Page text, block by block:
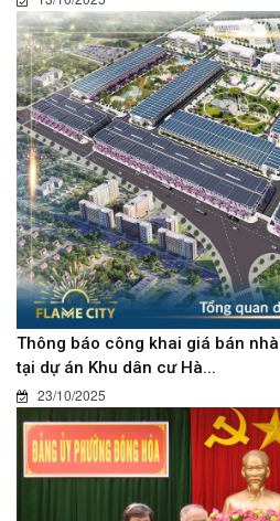
Thông báo công khai giá bán
tại dự án Khu dân cư Hà...
23/10/2025